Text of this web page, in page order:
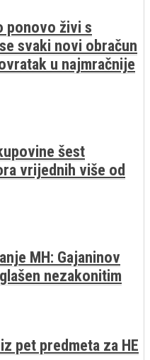
ponovo živi s
svaki novi obračun
u najmračnije
šest
vrijednih više od
MH: Gajaninov
nezakonitim
pet predmeta za HE